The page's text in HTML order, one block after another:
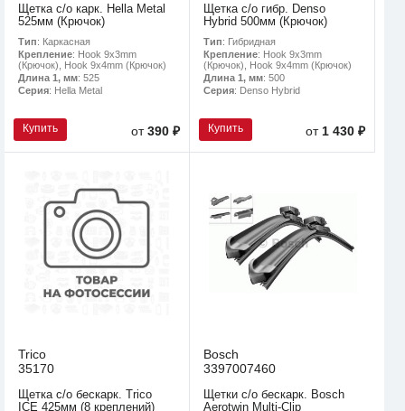
Щетка с/о карк. Hella Metal
525мм (Крючок)
Тип: Каркасная
Крепление: Hook 9x3mm
(Крючок), Hook 9x4mm (Крючок)
Длина 1, мм: 525
Серия: Hella Metal
Купить от390 ₽
Щетка с/о гибр. Denso
Hybrid 500мм (Крючок)
Тип: Гибридная
Крепление: Hook 9x3mm
(Крючок), Hook 9x4mm (Крючок)
Длина 1, мм: 500
Серия: Denso Hybrid
Купить от 1 430 ₽
Trico
35170
Щетка с/о бескарк. Trico
ICE 425мм (8 креплений)
Bosch
3397007460
Щетки с/о бескарк. Bosch
Aerotwin Multi-Clip